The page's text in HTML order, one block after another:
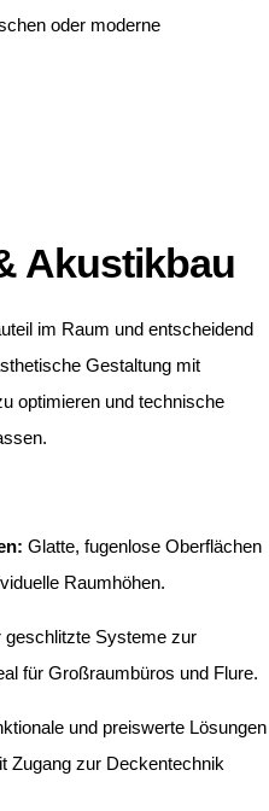
oder moderne
Akustikbau
im Raum und entscheidend
Gestaltung mit
optimieren und technische
Glatte, fugenlose Oberflächen
Raumhöhen.
geschlitzte Systeme zur
für Großraumbüros und Flure.
und preiswerte Lösungen
Zugang zur Deckentechnik